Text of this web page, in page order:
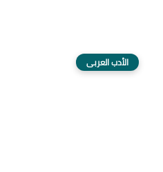
الأدب العربى